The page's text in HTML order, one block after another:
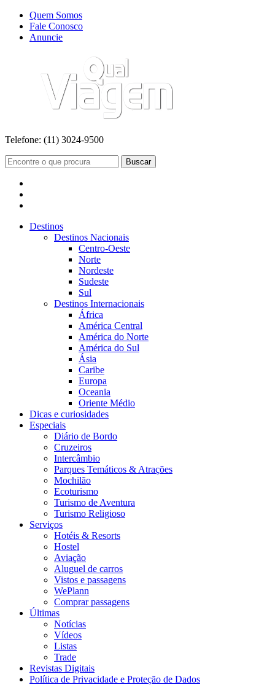
Quem Somos
Fale Conosco
Anuncie
Telefone: (11) 3024-9500
Buscar
Destinos
Destinos Nacionais
Centro-Oeste
Norte
Nordeste
Sudeste
Sul
Destinos Internacionais
África
América Central
América do Norte
América do Sul
Ásia
Caribe
Europa
Oceania
Oriente Médio
Dicas e curiosidades
Especiais
Diário de Bordo
Cruzeiros
Intercâmbio
Parques Temáticos & Atrações
Mochilão
Ecoturismo
Turismo de Aventura
Turismo Religioso
Serviços
Hotéis & Resorts
Hostel
Aviação
Aluguel de carros
Vistos e passagens
WePlann
Comprar passagens
Últimas
Notícias
Vídeos
Listas
Trade
Revistas Digitais
Política de Privacidade e Proteção de Dados